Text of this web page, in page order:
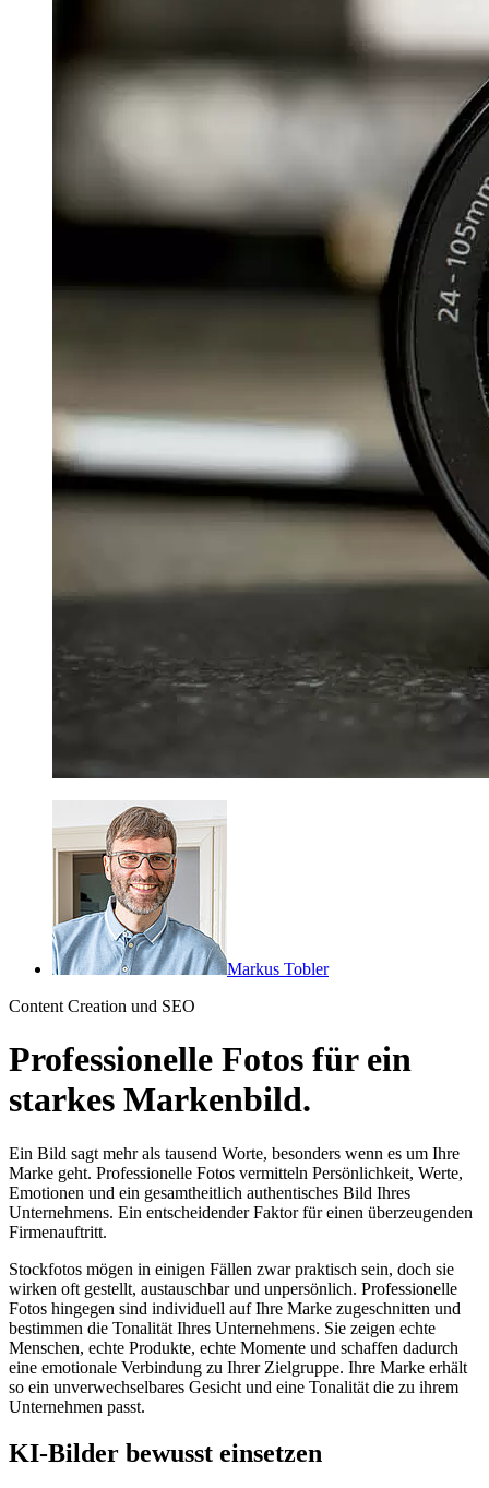
Markus Tobler
Content Creation und SEO
Professionelle Fotos für ein
starkes Markenbild.
Ein Bild sagt mehr als tausend Worte, besonders wenn es um Ihre
Marke geht. Professionelle Fotos vermitteln Persönlichkeit, Werte,
Emotionen und ein gesamtheitlich authentisches Bild Ihres
Unternehmens. Ein entscheidender Faktor für einen überzeugenden
Firmenauftritt.
Stockfotos mögen in einigen Fällen zwar praktisch sein, doch sie
wirken oft gestellt, austauschbar und unpersönlich. Professionelle
Fotos hingegen sind individuell auf Ihre Marke zugeschnitten und
bestimmen die Tonalität Ihres Unternehmens. Sie zeigen echte
Menschen, echte Produkte, echte Momente und schaffen dadurch
eine emotionale Verbindung zu Ihrer Zielgruppe. Ihre Marke erhält
so ein unverwechselbares Gesicht und eine Tonalität die zu ihrem
Unternehmen passt.
KI-Bilder bewusst einsetzen